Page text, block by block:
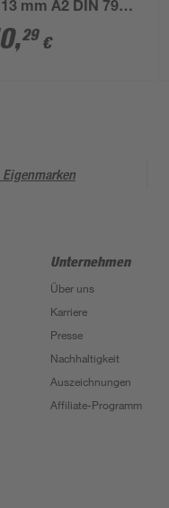
mm A2 DIN 7981
Stück
,29 €
Unternehmen
Über uns
Karriere
Presse
Nachhaltigkeit
Auszeichnungen
Affiliate-Programm